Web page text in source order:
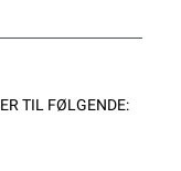
TIL FØLGENDE: